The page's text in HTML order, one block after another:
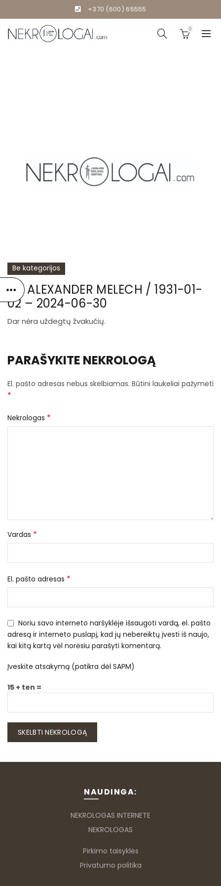
+370 (600) 65555
0
Be kategorijos
ALI ALEXANDER MELECH / 1931-01-
02 – 2024-06-30
Dar nėra uždegtų žvakučių.
PARAŠYKITE NEKROLOGĄ
El. pašto adresas nebus skelbiamas. Būtini laukeliai pažymėti
*
Nekrologas *
Vardas *
El. pašto adresas *
Noriu savo interneto naršyklėje išsaugoti vardą, el. pašto
adresą ir interneto puslapį, kad jų nebereiktų įvesti iš naujo,
kai kitą kartą vėl norėsiu parašyti komentarą.
Įveskite atsakymą (patikra dėl SAPM)
15 + ten =
NAUDINGA:
NEKROLOGAS INTERNETE
NEKROLOGAS
Pirkimo taisyklės
Privatumo politika